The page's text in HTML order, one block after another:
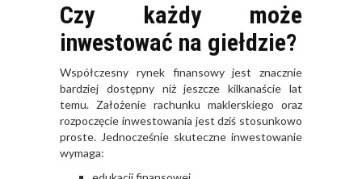
Czy każdy może
inwestować na giełdzie?
Współczesny rynek finansowy jest znacznie
bardziej dostępny niż jeszcze kilkanaście lat
temu. Założenie rachunku maklerskiego oraz
rozpoczęcie inwestowania jest dziś stosunkowo
proste. Jednocześnie skuteczne inwestowanie
wymaga: